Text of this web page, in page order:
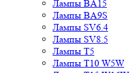
Лампы BA15
Лампы BA9S
Лампы SV6.4
Лампы SV8.5
Лампы T5
Лампы T10 W5W